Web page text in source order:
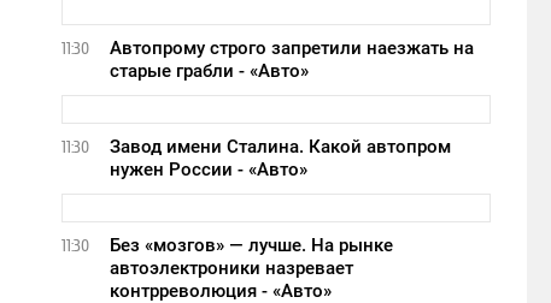
11:30
Автопрому строго запретили наезжать на
старые грабли - «Авто»
11:30
Завод имени Сталина. Какой автопром
нужен России - «Авто»
11:30
Без «мозгов» — лучше. На рынке
автоэлектроники назревает
контрреволюция - «Авто»